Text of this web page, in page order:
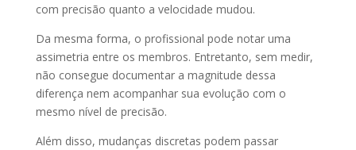
com precisão quanto a velocidade mudou.
Da mesma forma, o profissional pode notar uma
assimetria entre os membros. Entretanto, sem medir,
não consegue documentar a magnitude dessa
diferença nem acompanhar sua evolução com o
mesmo nível de precisão.
Além disso, mudanças discretas podem passar